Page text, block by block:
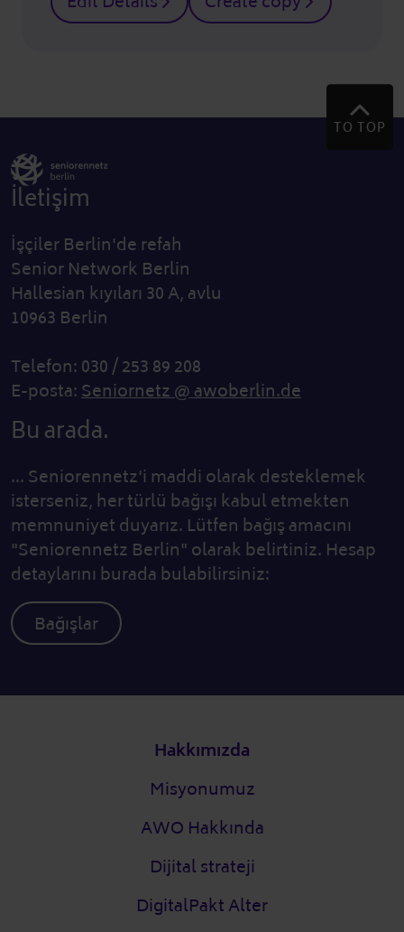
TO TOP
İletişim
İşçiler Berlin'de refah
Senior Network Berlin
Hallesian kıyıları 30 A, avlu
10963 Berlin
Telefon: 030 / 253 89 208
E-posta:Seniornetz @ awoberlin.de
Bu arada.
... Seniorennetz'i maddi olarak desteklemek
isterseniz, her türlü bağışı kabul etmekten
memnuniyet duyarız. Lütfen bağış amacını
"Seniorennetz Berlin" olarak belirtiniz. Hesap
detaylarını burada bulabilirsiniz:
Bağışlar
Hakkımızda
Misyonumuz
AWO Hakkında
Dijital strateji
DigitalPakt Alter